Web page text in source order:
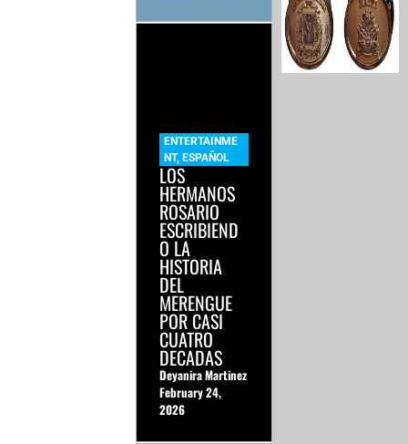
ENTERTAINME
NT, ESPAÑOL
LOS
HERMANOS
ROSARIO
ESCRIBIEND
O LA
HISTORIA
DEL
MERENGUE
POR CASI
CUATRO
DECADAS
Deyanira Martinez
February 24,
2026